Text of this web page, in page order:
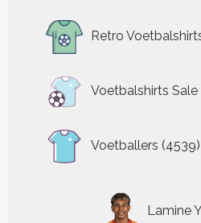
Retro
Voetbalshirts Sale
Voetballers 4539
Lamine